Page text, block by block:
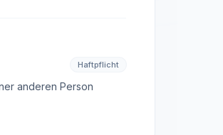
Haftpflicht
anderen Person